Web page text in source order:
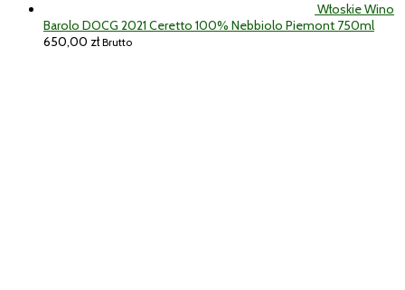
Włoskie Wino
Barolo DOCG 2021 Ceretto 100% Nebbiolo Piemont 750ml
650,00 zł Brutto